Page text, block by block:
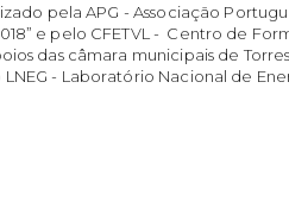
pela APG - Associação
e pelo CFETVL - Centro de
das câmara municipais de
- Laboratório Nacional de